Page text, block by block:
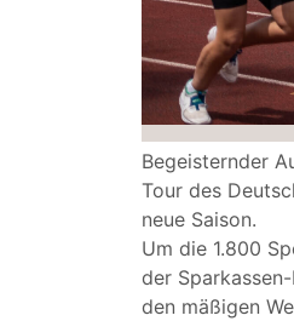
Begeisternder
Tour des
neue Saison.
Um die 1.800
der
den mäßigen